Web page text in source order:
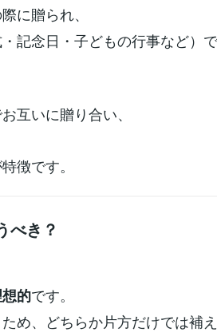
に贈られ、
記念日・子どもの行事など）
互いに贈り合い、
徴です。
べき？
的です。
め、どちらか片方だけでは補